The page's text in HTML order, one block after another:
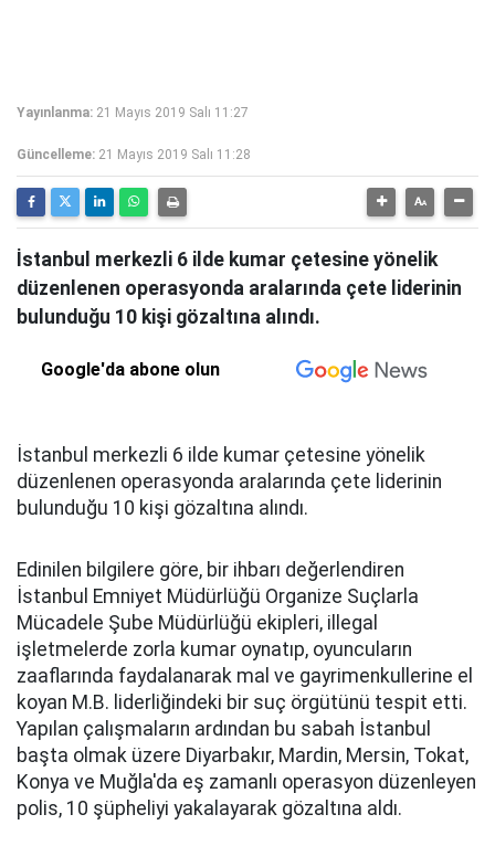
Yayınlanma: 21 Mayıs 2019 Salı 11:27
Güncelleme: 21 Mayıs 2019 Salı 11:28
İstanbul merkezli 6 ilde kumar çetesine yönelik
düzenlenen operasyonda aralarında çete liderinin
bulunduğu 10 kişi gözaltına alındı.
Google'da abone olun
İstanbul merkezli 6 ilde kumar çetesine yönelik
düzenlenen operasyonda aralarında çete liderinin
bulunduğu 10 kişi gözaltına alındı.
Edinilen bilgilere göre, bir ihbarı değerlendiren
İstanbul Emniyet Müdürlüğü Organize Suçlarla
Mücadele Şube Müdürlüğü ekipleri, illegal
işletmelerde zorla kumar oynatıp, oyuncuların
zaaflarında faydalanarak mal ve gayrimenkullerine el
koyan M.B. liderliğindeki bir suç örgütünü tespit etti.
Yapılan çalışmaların ardından bu sabah İstanbul
başta olmak üzere Diyarbakır, Mardin, Mersin, Tokat,
Konya ve Muğla'da eş zamanlı operasyon düzenleyen
polis, 10 şüpheliyi yakalayarak gözaltına aldı.